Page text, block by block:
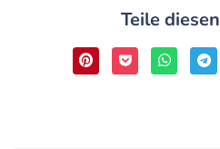
Teile